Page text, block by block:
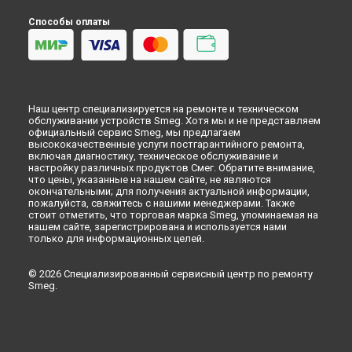
камеры Smeg в
Ремонт/замена датчика температуры морозильной
камеры Smeg вПерми
камеры Smeg вКирове
Ремонт/замена датчика температуры морозильной
камеры Smeg вОренбурге
Ремонт/замена датчика температуры морозильной
камеры Smeg вКемерово
Ремонт/замена датчика температуры морозильной
камеры Smeg вНовокузнецке
Ремонт/замена датчика температуры морозильной
камеры Smeg вРязани
камеры Smeg вАстрахани
Ремонт/замена датчика температуры морозильной
Способы оплаты
Наш центр специализируется на ремонте и техническом
обслуживании устройств Smeg. Хотя мы и не представляем
официальный сервис Smeg, мы предлагаем
высококачественные услуги постгарантийного ремонта,
включая диагностику, техническое обслуживание и
настройку различных продуктов Смег. Обратите внимание,
что цены, указанные на нашем сайте, не являются
окончательными; для получения актуальной информации,
пожалуйста, свяжитесь с нашими менеджерами. Также
стоит отметить, что торговая марка Smeg, упоминаемая на
нашем сайте, зарегистрирована и используется нами
только для информационных целей.
© 2026 Специализированный сервисный центр по ремонту
Smeg.